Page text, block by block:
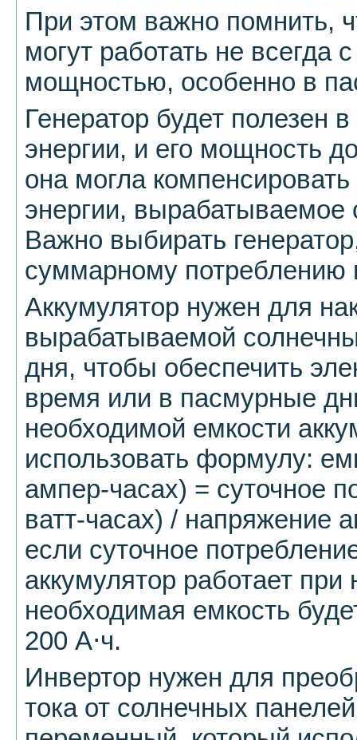
При этом важно помнить,
могут работать не всегда
мощностью, особенно в
Генератор будет полезен
энергии, и его мощность
она могла
энергии,
Важно выбирать
суммарному потреблению
Аккумулятор нужен для
вырабатываемой
дня, чтобы обеспечить
время или в пасмурные
необходимой емкости
использовать формулу:
ампер-часах) = суточное
ватт-часах) / напряжение
если суточное
аккумулятор работает
необходимая емкость
200 А⋅ч.
Инвертор нужен для
тока от солнечных